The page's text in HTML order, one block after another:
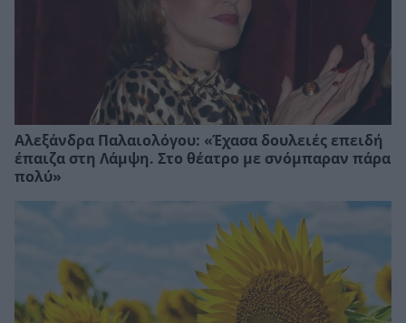
Αλεξάνδρα Παλαιολόγου: «Έχασα δουλειές επειδή
έπαιζα στη Λάμψη. Στο θέατρο με σνόμπαραν πάρα
πολύ»